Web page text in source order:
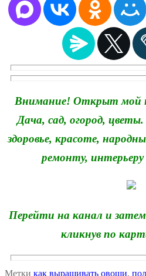
Внимание! Открыт мой
Дача, сад, огород,
здоровье, красоте,
ремонту, интерьеру
Перейти на канал и
кликнув по
Метки как выращивать овощи,